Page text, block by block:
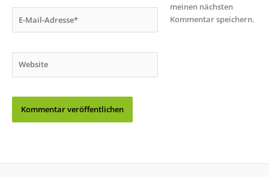
Mail-
meinen nächsten
Kommentar speichern.